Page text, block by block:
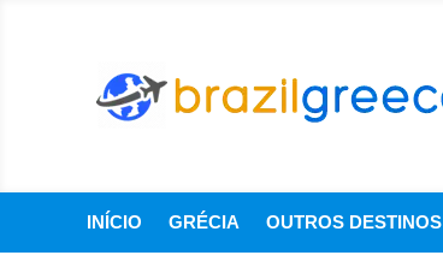
INÍCIO GRÉCIA OUTROS DESTINOS